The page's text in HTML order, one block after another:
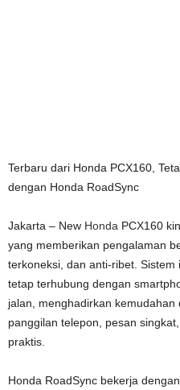
Terbaru dari Honda PCX160,
dengan Honda RoadSync
Jakarta – New Honda PCX160
yang memberikan pengalaman
terkoneksi, dan anti-ribet.
tetap terhubung dengan
jalan, menghadirkan
panggilan telepon, pesan
praktis.
Honda RoadSync bekerja